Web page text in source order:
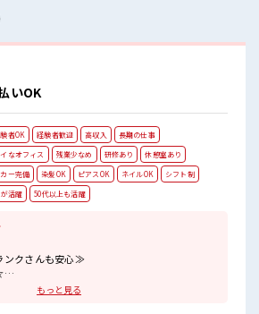
いOK
者OK 経験者歓迎 高収入
長期の仕事
なオフィス
残業少なめ 研修あり
休憩室あり
ー完備
染髪OK ピアスOK ネイルOK
シフト制
活躍
50代以上も活躍
ンクさんも安心≫
もっと見る